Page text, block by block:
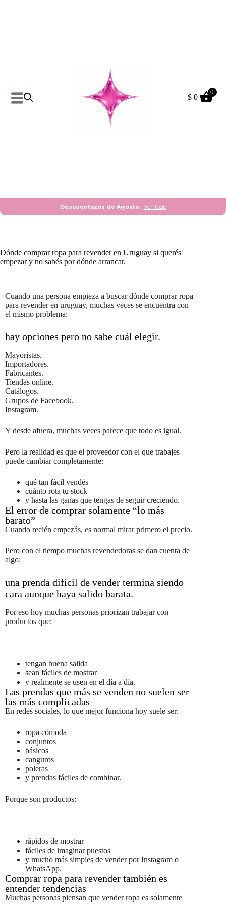
$0
0
Descuentazos de Agosto: Ver Todo
Dónde comprar ropa para revender en Uruguay si querés
empezar y no sabés por dónde arrancar.
Cuando una persona empieza a buscar dónde comprar ropa
para revender en uruguay, muchas veces se encuentra con
el mismo problema:
hay opciones pero no sabe cuál elegir.
Mayoristas.
Importadores.
Fabricantes.
Tiendas online.
Catálogos.
Grupos de Facebook.
Instagram.
Y desde afuera, muchas veces parece que todo es igual.
Pero la realidad es que el proveedor con el que trabajes
puede cambiar completamente:
qué tan fácil vendés
cuánto rota tu stock
y hasta las ganas que tengas de seguir creciendo.
El error de comprar solamente “lo más
barato”
Cuando recién empezás, es normal mirar primero el precio.
Pero con el tiempo muchas revendedoras se dan cuenta de
algo:
una prenda difícil de vender termina siendo
cara aunque haya salido barata.
Por eso hoy muchas personas priorizan trabajar con
productos que:
tengan buena salida
sean fáciles de mostrar
y realmente se usen en el día a día.
Las prendas que más se venden no suelen ser
las más complicadas
En redes sociales, lo que mejor funciona hoy suele ser:
ropa cómoda
conjuntos
básicos
canguros
poleras
y prendas fáciles de combinar.
Porque son productos:
rápidos de mostrar
fáciles de imaginar puestos
y mucho más simples de vender por Instagram o
WhatsApp.
Comprar ropa para revender también es
entender tendencias
Muchas personas piensan que vender ropa es solamente